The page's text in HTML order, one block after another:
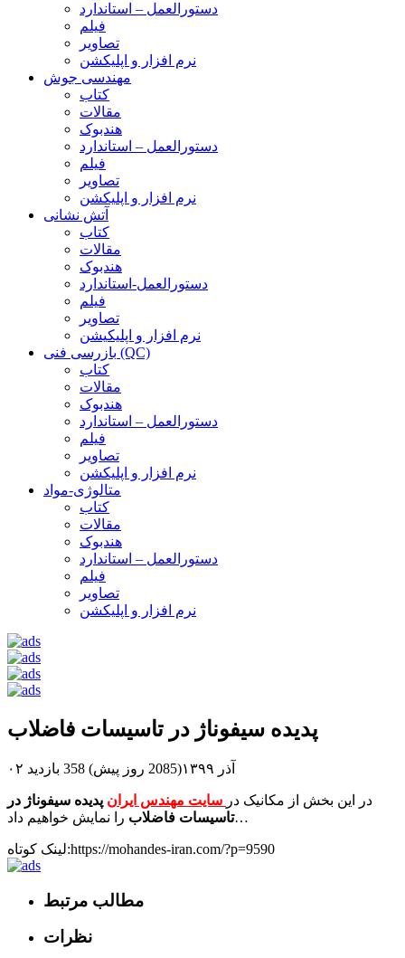
دستورالعمل – استاندارد
فیلم
تصاویر
نرم افزار و اپلیکشن
مهندسی جوش
کتاب
مقالات
هندبوک
دستورالعمل – استاندارد
فیلم
تصاویر
نرم افزار و اپلیکشن
آتش نشانی
کتاب
مقالات
هندبوک
دستورالعمل-استاندارد
فیلم
تصاویر
نرم افزار و اپلیکیشن
بازرسی فنی (QC)
کتاب
مقالات
هندبوک
دستورالعمل – استاندارد
فیلم
تصاویر
نرم افزار و اپلیکشن
متالوژی-مواد
کتاب
مقالات
هندبوک
دستورالعمل – استاندارد
فیلم
تصاویر
نرم افزار و اپلیکشن
پدیده سیفوناژ در تاسیسات فاضلاب
۰۲ آذر ۱۳۹۹(2085 روز پیش) 358 بازدید
در این بخش از مکانیک در سایت مهندس ایران پدیده سیفوناژ در
تاسیسات فاضلابرا نمایش خواهیم داد…
لینک کوتاه:https://mohandes-iran.com/?p=9590
مطالب مرتبط
نظرات